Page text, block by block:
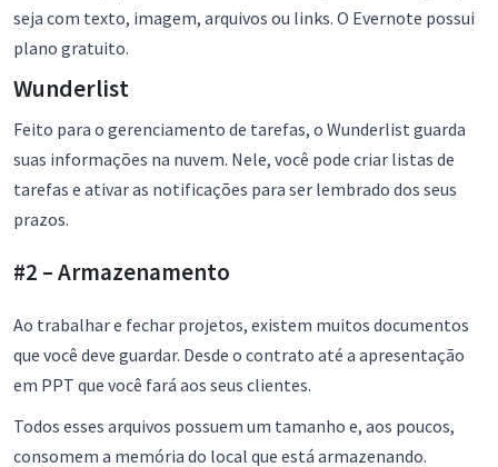
seja com texto, imagem, arquivos ou links. O Evernote possui
plano gratuito.
Wunderlist
Feito para o gerenciamento de tarefas, o Wunderlist guarda
suas informações na nuvem. Nele, você pode criar listas de
tarefas e ativar as notificações para ser lembrado dos seus
prazos.
#2 – Armazenamento
Ao trabalhar e fechar projetos, existem muitos documentos
que você deve guardar. Desde o contrato até a apresentação
em PPT que você fará aos seus clientes.
Todos esses arquivos possuem um tamanho e, aos poucos,
consomem a memória do local que está armazenando.